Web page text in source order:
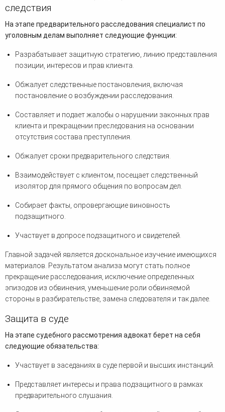
следствия
На этапе предварительного расследования специалист по
уголовным делам выполняет следующие функции:
Разрабатывает защитную стратегию, линию представления
позиции, интересов и прав клиента.
Обжалует следственные постановления, включая
постановление о возбуждении расследования.
Составляет и подает жалобы о нарушении законных прав
клиента и прекращении преследования на основании
отсутствия состава преступления.
Обжалует сроки предварительного следствия.
Взаимодействует с клиентом, посещает следственный
изолятор для прямого общения по вопросам дел.
Собирает факты, опровергающие виновность
подзащитного.
Участвует в допросе подзащитного и свидетелей.
Главной задачей является доскональное изучение имеющихся
материалов. Результатом анализа могут стать полное
прекращение расследования, исключение определенных
эпизодов из обвинения, уменьшение роли обвиняемой
стороны в разбирательстве, замена следователя и так далее.
Защита в суде
На этапе судебного рассмотрения адвокат берет на себя
следующие обязательства:
Участвует в заседаниях в суде первой и высших инстанций.
Представляет интересы и права подзащитного в рамках
предварительного слушания.